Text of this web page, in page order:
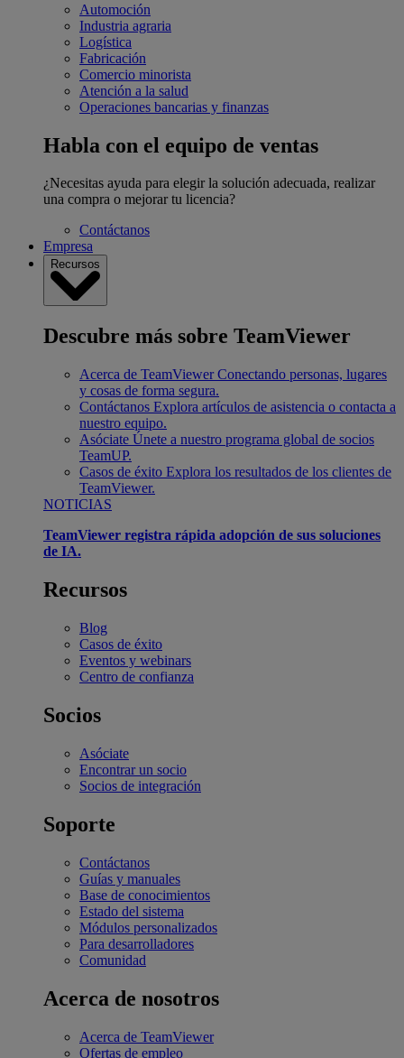
Automoción
Industria agraria
Logística
Fabricación
Comercio minorista
Atención a la salud
Operaciones bancarias y finanzas
Habla con el equipo de ventas
¿Necesitas ayuda para elegir la solución adecuada, realizar
una compra o mejorar tu licencia?
Contáctanos
Empresa
Recursos
Descubre más sobre TeamViewer
Acerca de TeamViewer Conectando personas, lugares
y cosas de forma segura.
Contáctanos Explora artículos de asistencia o contacta a
nuestro equipo.
Asóciate Únete a nuestro programa global de socios
TeamUP.
Casos de éxito Explora los resultados de los clientes de
TeamViewer.
NOTICIAS
TeamViewer registra rápida adopción de sus soluciones
de IA.
Recursos
Blog
Casos de éxito
Eventos y webinars
Centro de confianza
Socios
Asóciate
Encontrar un socio
Socios de integración
Soporte
Contáctanos
Guías y manuales
Base de conocimientos
Estado del sistema
Módulos personalizados
Para desarrolladores
Comunidad
Acerca de nosotros
Acerca de TeamViewer
Ofertas de empleo